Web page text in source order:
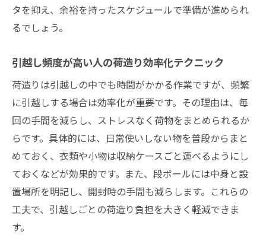
タを抑え、余裕を持ったスケジュールで準備が進められ
るでしょう。
引越し頻度が高い人の荷造り効率化テクニック
荷造りは引越しの中でも時間がかかる作業ですが、頻繁
に引越しする場合は効率化が重要です。その理由は、毎
回の手間を減らし、ストレスなく荷物をまとめられるか
らです。具体的には、日常使いしない物を普段からまと
めておく、衣類や小物は収納ケースごと運べるようにし
ておくなどが効果的です。また、段ボールには中身と設
置場所を明記し、開封時の手間も減らします。これらの
工夫で、引越しごとの荷造り負担を大きく軽減できま
す。